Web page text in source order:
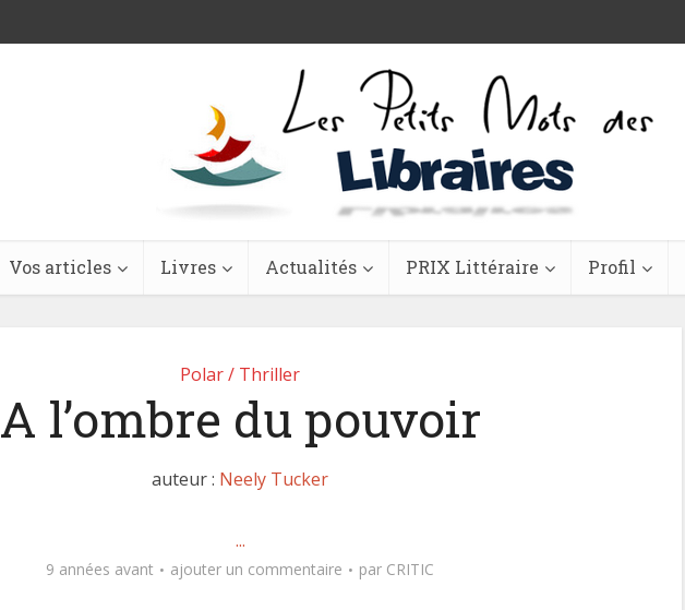
Vos articles Livres Actualités PRIX Littéraire Profil
Polar / Thriller
A l’ombre du pouvoir
auteur : Neely Tucker
...
9 années avant ajouter un commentaire par CRITIC